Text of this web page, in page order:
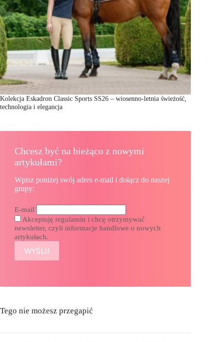
Kolekcja Eskadron Classic Sports SS26 – wiosenno-letnia świeżość,
technologia i elegancja
Chcesz być na bieżąco z nowymi
artykułami?
Wpisz poniżej swój adres e-mail i dołącz do naszej
grupy:
E-mail
Akceptuję regulamin i chcę otrzymywać
newsletter, czyli informacje handlowe o nowych
artykułach.
Tego nie możesz przegapić